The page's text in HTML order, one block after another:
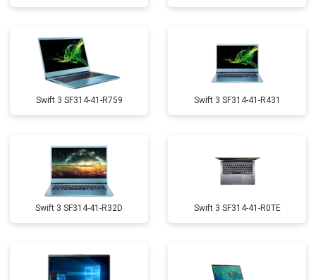
Swift 3 SF314-41-R759 Swift 3 SF314-41-R431
Swift 3 SF314-41-R32D Swift 3 SF314-41-R0TE